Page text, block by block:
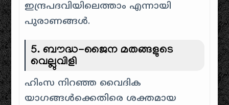
ഇന്ദ്രപദവിയിലെത്താം എന്നായി
പുരാണങ്ങൾ.
5. ബൗദ്ധ-ജൈന മതങ്ങളുടെ
വെല്ലുവിളി
ഹിംസ നിറഞ്ഞ വൈദിക
യാഗങ്ങൾക്കെതിരെ ശക്തമായ